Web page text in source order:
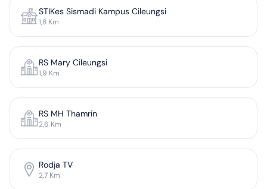
STIKes Sismadi Kampus Cileungsi
1,8 Km
RS Mary Cileungsi
1,9 Km
RS MH Thamrin
2,6 Km
Rodja TV
2,7 Km